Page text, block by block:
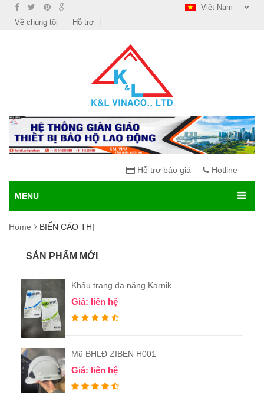
Việt Nam
Về chúng tôi
Hỗ trợ
Hỗ trợ báo giá Hotline
MENU
Home BIỂN CÁO THỊ
SẢN PHẨM MỚI
Khẩu trang đa năng Karnik
Giá: liên hệ
Mũ BHLĐ ZIBEN H001
Giá: liên hệ